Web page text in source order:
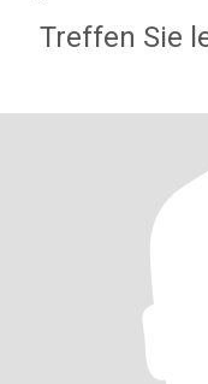
Treffen Sie